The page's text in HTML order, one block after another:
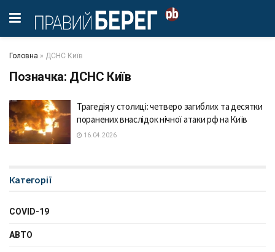
Головна » ДСНС Київ
Позначка: ДСНС Київ
Трагедія у столиці: четверо загиблих та десятки
поранених внаслідок нічної атаки рф на Київ
16.04.2026
Категорії
COVID-19
АВТО